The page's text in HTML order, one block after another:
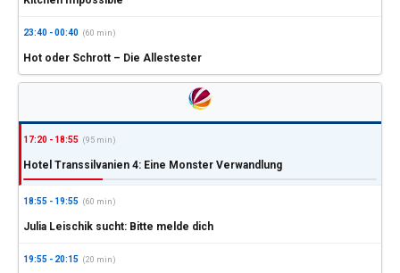
23:40 - 00:40 (60 min)
Hot oder Schrott – Die Allestester
17:20 - 18:55 (95 min)
Hotel Transsilvanien 4: Eine Monster Verwandlung
18:55 - 19:55 (60 min)
Julia Leischik sucht: Bitte melde dich
19:55 - 20:15 (20 min)